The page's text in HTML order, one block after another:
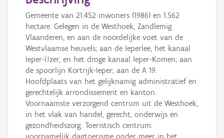
Gemeente van 21.452 inwoners (1986) en 1.562
hectare. Gelegen in de Westhoek, Zandlemig
Vlaanderen, en aan de noordelijke voet van de
Westvlaamse heuvels; aan de Ieperlee, het kanaal
Ieper-IJzer, en het droge kanaal Ieper-Komen; aan
de spoorlijn Kortrijk-Ieper; aan de A 19.
Hoofdplaats van het gelijknamig administratief en
gerechtelijk arrondissement en kanton.
Voornaamste verzorgend centrum uit de Westhoek,
in het vlak van handel, gerecht, onderwijs en
gezondheidszorg. Toeristisch centrum: